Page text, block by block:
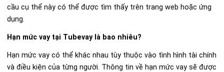
cầu cụ thể này có thể được tìm thấy trên trang web hoặc ứng
dụng.
Hạn mức vay tại Tubevay là bao nhiêu?
Hạn mức vay có thể khác nhau tùy thuộc vào tình hình tài chính
và điều kiện của từng người. Thông tin về hạn mức vay sẽ được